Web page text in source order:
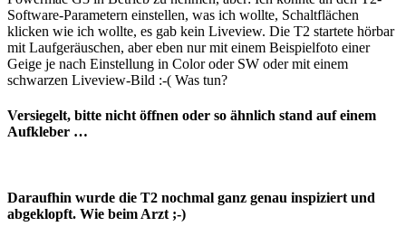
Software-Parametern einstellen, was ich wollte, Schaltflächen
klicken wie ich wollte, es gab kein Liveview. Die T2 startete hörbar
mit Laufgeräuschen, aber eben nur mit einem Beispielfoto einer
Geige je nach Einstellung in Color oder SW oder mit einem
schwarzen Liveview-Bild :-( Was tun?
Versiegelt, bitte nicht öffnen oder so ähnlich stand auf einem
Aufkleber …
Daraufhin wurde die T2 nochmal ganz genau inspiziert und
abgeklopft. Wie beim Arzt ;-)